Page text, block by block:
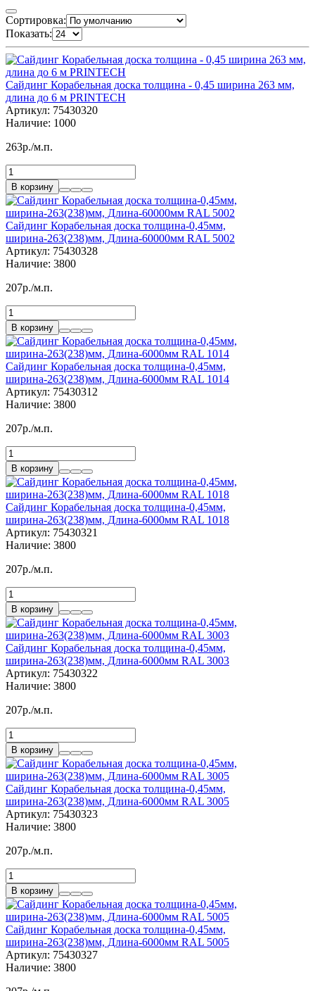
Сортировка:
Показать:
Сайдинг Корабельная доска толщина - 0,45 ширина 263 мм,
длина до 6 м PRINTECH
Артикул: 75430320
Наличие: 1000
263р./м.п.
В корзину
Сайдинг Корабельная доска толщина-0,45мм,
ширина-263(238)мм, Длина-60000мм RAL 5002
Артикул: 75430328
Наличие: 3800
207р./м.п.
В корзину
Сайдинг Корабельная доска толщина-0,45мм,
ширина-263(238)мм, Длина-6000мм RAL 1014
Артикул: 75430312
Наличие: 3800
207р./м.п.
В корзину
Сайдинг Корабельная доска толщина-0,45мм,
ширина-263(238)мм, Длина-6000мм RAL 1018
Артикул: 75430321
Наличие: 3800
207р./м.п.
В корзину
Сайдинг Корабельная доска толщина-0,45мм,
ширина-263(238)мм, Длина-6000мм RAL 3003
Артикул: 75430322
Наличие: 3800
207р./м.п.
В корзину
Сайдинг Корабельная доска толщина-0,45мм,
ширина-263(238)мм, Длина-6000мм RAL 3005
Артикул: 75430323
Наличие: 3800
207р./м.п.
В корзину
Сайдинг Корабельная доска толщина-0,45мм,
ширина-263(238)мм, Длина-6000мм RAL 5005
Артикул: 75430327
Наличие: 3800